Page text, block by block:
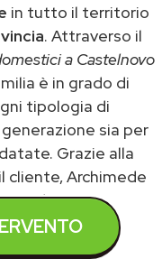
in tutto il territorio
. Attraverso il
a Castelnovo
è in grado di
tipologia di
sia per
Grazie alla
cliente, Archimede
di riparazione
di Sotto